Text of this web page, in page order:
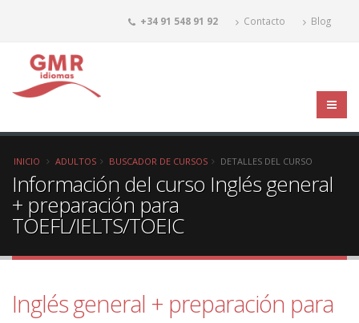
+34 91 548 91 92 Contacto Blog
INICIO ADULTOS BUSCADOR DE CURSOS DETALLES DEL CURSO
Información del curso Inglés general
+ preparación para
TOEFL/IELTS/TOEIC
Inglés general + preparación para